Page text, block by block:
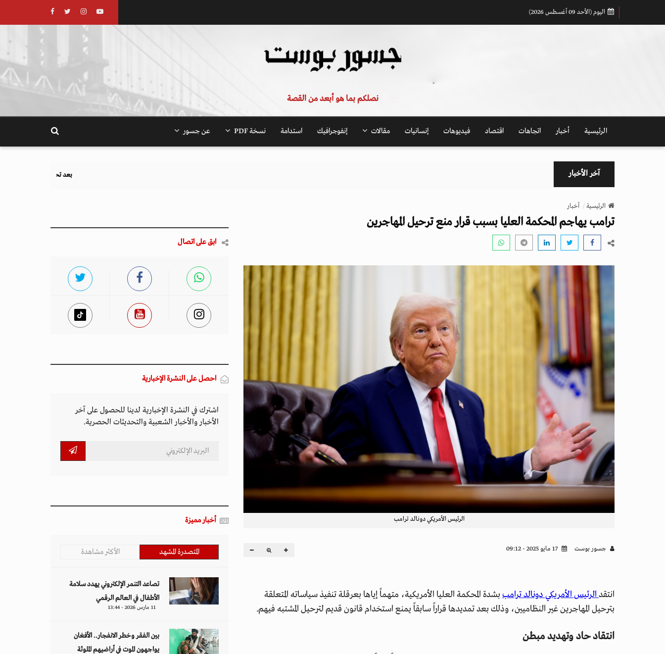
اليوم (الأحد 09 أغسطس 2026)
نصلكم بما هو أبعد من القصة
الرئيسية أخبار اتجاهات اقتصاد فيديوهات إنسانيات مقالات إنفوجرافيك استدامة نسخة PDF عن جسور
آخر الأخبار بعد تحذيرات أوروبية.. كيف يهدد نظام الغذاء
الرئيسية أخبار
ترامب يهاجم المحكمة العليا بسبب قرار منع ترحيل المهاجرين
الرئيس الأمريكي دونالد ترامب
جسور بوست 17 مايو 2025 - 09:12
انتقدالرئيس الأمريكي دونالد ترامب بشدة المحكمة العليا الأمريكية، متهماً إياها بعرقلة تنفيذ سياساته المتعلقة
بترحيل المهاجرين غير النظاميين، وذلك بعد تمديدها قراراً سابقاً يمنع استخدام قانون قديم لترحيل المشتبه فيهم.
انتقاد حاد وتهديد مبطن
ابق على اتصال
احصل على النشرة الإخبارية
اشترك في النشرة الإخبارية لدينا للحصول على آخر
الأخبار والأخبار الشعبية والتحديثات الحصرية.
أخبار مميزة
المتصدرة المشهد الأكثر مشاهدة
تصاعد التنمر الإلكتروني يهدد سلامة
الأطفال في العالم الرقمي
11 مارس 2026 - 13:44
بين الفقر وخطر الانفجار.. الأفغان
يواجهون الموت في أراضيهم الملوثة